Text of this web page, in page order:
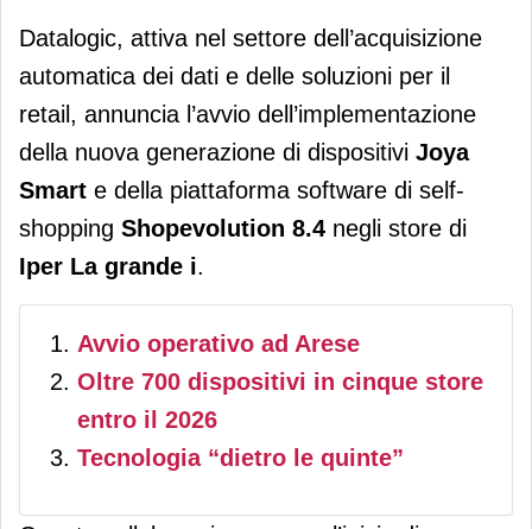
Iper La grande i implementa la nuova
generazione di soluzioni di self-
shopping Datalogic
Datalogic, attiva nel settore dell’acquisizione
automatica dei dati e delle soluzioni per il
retail, annuncia l’avvio dell’implementazione
della nuova generazione di dispositivi Joya
Smart e della piattaforma software di self-
shopping Shopevolution 8.4 negli store di
Iper La grande i.
Avvio operativo ad Arese
Oltre 700 dispositivi in cinque store
entro il 2026
Tecnologia “dietro le quinte”